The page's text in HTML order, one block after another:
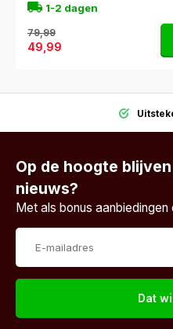
1-2 dagen
79,99
49,99
Op de hoogte
nieuws?
Met als bonus aanbiedingen
Dat